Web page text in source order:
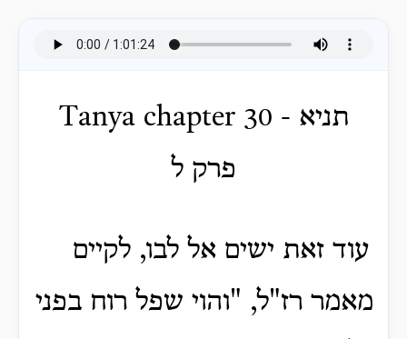
Tanya chapter 30 - תניא
פרק ל
עוד זאת ישים אל לבו, לקיים
מאמר רז"ל, "והוי שפל רוח בפני